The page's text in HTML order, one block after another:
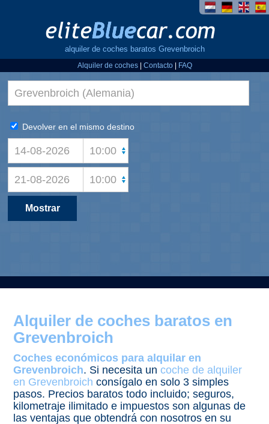
alquiler de coches baratos Grevenbroich
Alquiler de coches| Contacto| FAQ
Alquiler de coches baratos en
Grevenbroich
Coches económicos para alquilar en
Grevenbroich. Si necesita uncoche de alquiler
en Grevenbroich consígalo en solo 3 simples
pasos. Precios baratos todo incluido; seguros,
kilometraje ilimitado e impuestos son algunas de
las ventajas que obtendrá con nosotros en su
Devolver en el mismo destino